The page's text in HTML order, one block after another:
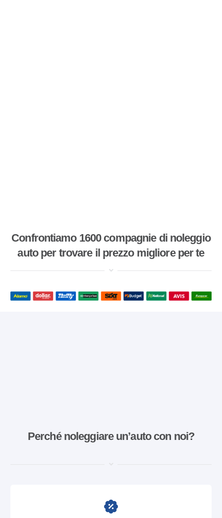
Confrontiamo 1600 compagnie di noleggio
auto per trovare il prezzo migliore per te
Perché noleggiare un’auto con noi?